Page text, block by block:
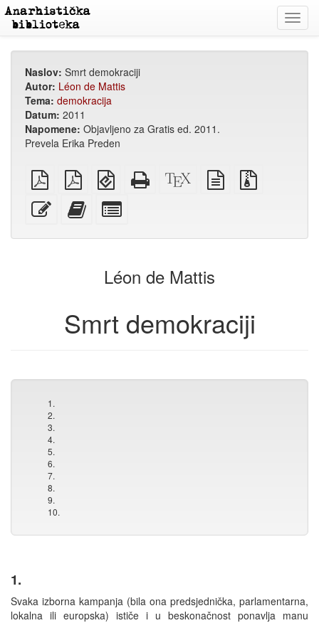
Naslov: Smrt demokraciji
Autor: Léon de Mattis
Tema: demokracija
Datum: 2011
Napomene: Objavljeno za Gratis ed. 2011.
Prevela Erika Preden
običan
PDF
A4
PDF
štampanje
EPUB
(za
mobilne
uređaje)
Potpuni
HTML
XeLaTex
izvor
izvor
Uredi
ovaj
Dodaj
ovaj
zbirci
za
Léon de Mattis
Smrt demokraciji
1.
2.
3.
4.
5.
6.
7.
8.
9.
10.
1.
Svaka izborna kampanja (bila ona predsjednička, parlamentarna,
lokalna ili europska) ističe i u beskonačnost ponavlja manu